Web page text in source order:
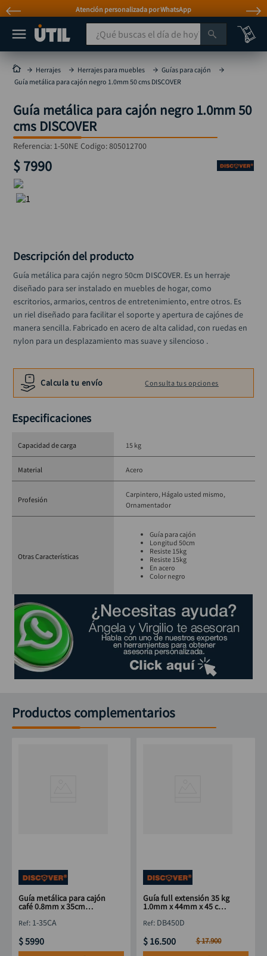
Atención personalizada por WhatsApp
¿Qué buscas el día de hoy?
Herrajes Herrajes para muebles
Guías para cajón
Guía metálica para cajón negro 1.0mm 50 cms DISCOVER
Guía metálica para cajón negro 1.0mm 50
cms DISCOVER
Referencia: 1-50NE Codigo:805012700
$7990
Descripción del producto
Guía metálica para cajón negro 50cm DISCOVER. Es un herraje
diseñado para ser instalado en muebles de hogar, como
escritorios, armarios, centros de entretenimiento, entre otros. Es
un riel diseñado para facilitar el soporte y apertura de cajónes de
manera sencilla. Fabricado en acero de alta calidad, con ruedas en
nylon para un desplazamiento mas suave y silencioso .
Calcula tu envío Consulta tus opciones
Especificaciones
Capacidad de carga 15 kg
Material Acero
Profesión
Carpintero Hágalo usted mismo
Ornamentador
Otras Características
Guía para cajón
Longitud 50cm
Resiste 15kg
Resiste 15kg
En acero
Color negro
Productos complementarios
Guía metálica para cajón
café 0.8mm x 35cm
: 1-35CA
$5990
Guía full extensión 35 kg
1.0mm x 44mm x 45 cm
: DB450D
$ 16.500 $17.900
MÁS BUSCADOS
taladro
taladros pulidoras
compresor
llave
sierra circular
ruteadora
rueda
alicate